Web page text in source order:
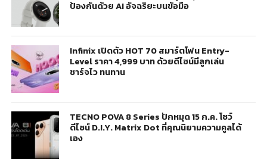
ป้องกันด้วย AI อัจฉริยะบนข้อมือ
Infinix เปิดตัว HOT 70 สมาร์ตโฟน Entry-
Level ราคา 4,999 บาท ด้วยดีไซน์มีลูกเล่น
ชาร์จไว ทนทาน
TECNO POVA 8 Series ปักหมุด 15 ก.ค. โชว์
ดีไซน์ D.I.Y. Matrix Dot ที่คุณนิยามความคูลได้
เอง